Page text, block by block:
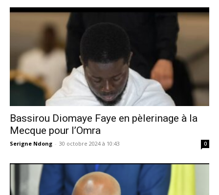
Bassirou Diomaye Faye en pèlerinage à la
Mecque pour l’Omra
Serigne Ndong - 30 octobre 2024 à 10:43 0